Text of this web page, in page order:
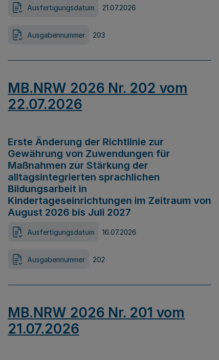
Ausfertigungsdatum 21.07.2026
Ausgabennummer 203
MB.NRW 2026 Nr. 202 vom
22.07.2026
Erste Änderung der Richtlinie zur
Gewährung von Zuwendungen für
Maßnahmen zur Stärkung der
alltagsintegrierten sprachlichen
Bildungsarbeit in
Kindertageseinrichtungen im Zeitraum von
August 2026 bis Juli 2027
Ausfertigungsdatum 16.07.2026
Ausgabennummer 202
MB.NRW 2026 Nr. 201 vom
21.07.2026